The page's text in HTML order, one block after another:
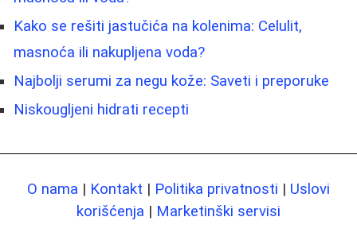
Kako se rešiti jastučića na kolenima: Celulit,
masnoća ili nakupljena voda?
Najbolji serumi za negu kože: Saveti i preporuke
Niskougljeni hidrati recepti
O nama | Kontakt | Politika privatnosti | Uslovi
korišćenja | Marketinški servisi